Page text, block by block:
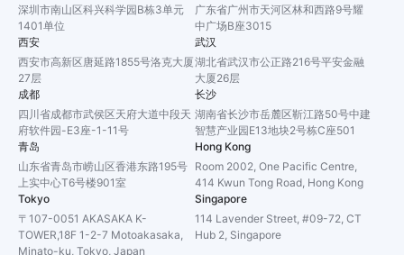
深圳市南山区科兴科学园B栋3单元
1401单位
广东省广州市天河区林和西路9号耀
中广场B座3015
西安
西安市高新区唐延路1855号洛克大厦
27层
武汉
湖北省武汉市公正路216号平安金融
大厦26层
成都
四川省成都市武侯区天府大道中段天
府软件园-E3座-1-11号
长沙
湖南省长沙市岳麓区靳江路50号中建
智慧产业园E13地块2号栋C座501
青岛
山东省青岛市崂山区香港东路195号
上实中心T6号楼901室
Hong Kong
Room 2002, One Pacific Centre,
414 Kwun Tong Road, Hong Kong
Tokyo
〒107-0051 AKASAKA K-
TOWER,18F 1-2-7 Motoakasaka,
Minato-ku, Tokyo, Japan
Singapore
114 Lavender Street, #09-72, CT
Hub 2, Singapore